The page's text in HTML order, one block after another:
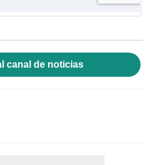
canal de noticias